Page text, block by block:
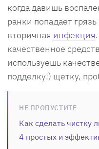
когда давишь
ранки попадает
вторичная инфекция
качественное
используешь
подделку!) щетку,
НЕ ПРОПУСТИТЕ
Как сделать чистку
4 простых и